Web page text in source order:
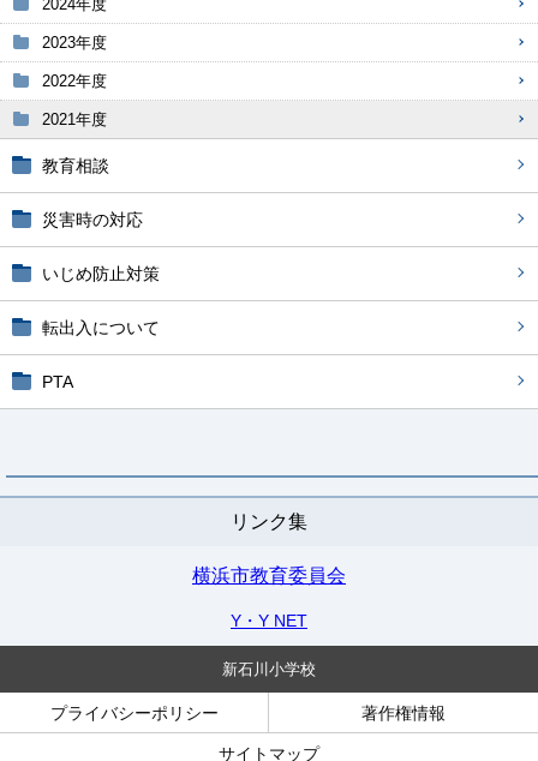
2024年度
2023年度
2022年度
2021年度
教育相談
災害時の対応
いじめ防止対策
転出入について
PTA
リンク集
横浜市教育委員会
Y・Y NET
新石川小学校
プライバシーポリシー 著作権情報
サイトマップ